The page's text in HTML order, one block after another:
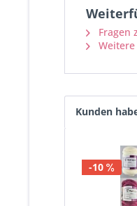
Fragen
Kunden
-10